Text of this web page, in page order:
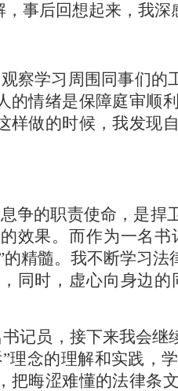
事后回想起来，我深
察学习周围同事们的
的情绪是保障庭审顺
样做的时候，我发现
争的职责使命，是
效果。而作为一名
的精髓。我不断学习
同时，虚心向身边
记员，接下来我会
理念的理解和实践，
把晦涩难懂的法律条